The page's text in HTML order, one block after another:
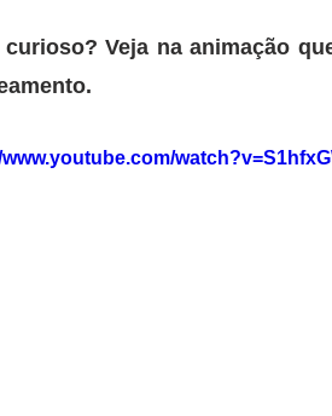
curioso? Veja na animação